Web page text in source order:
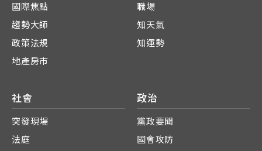
國際焦點
趨勢大師
政策法規
地產房市
職場
知天氣
知運勢
社會
突發現場
法庭
政治
黨政要聞
國會攻防